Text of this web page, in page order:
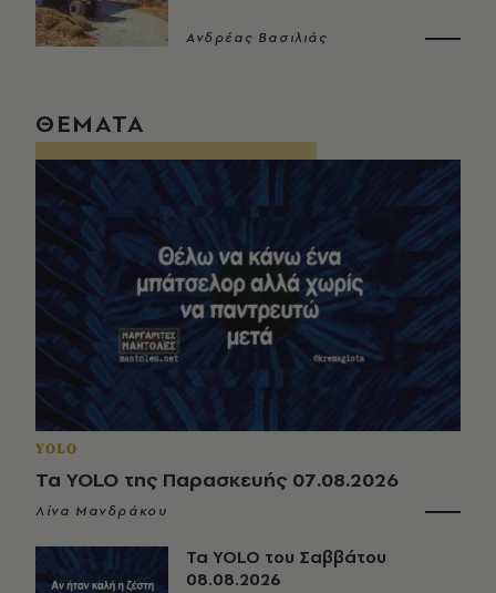
Ανδρέας Βασιλιάς
ΘΕΜΑΤΑ
YOLO
Τα YOLO της Παρασκευής 07.08.2026
Λίνα Μανδράκου
Τα YOLO του Σαββάτου
08.08.2026